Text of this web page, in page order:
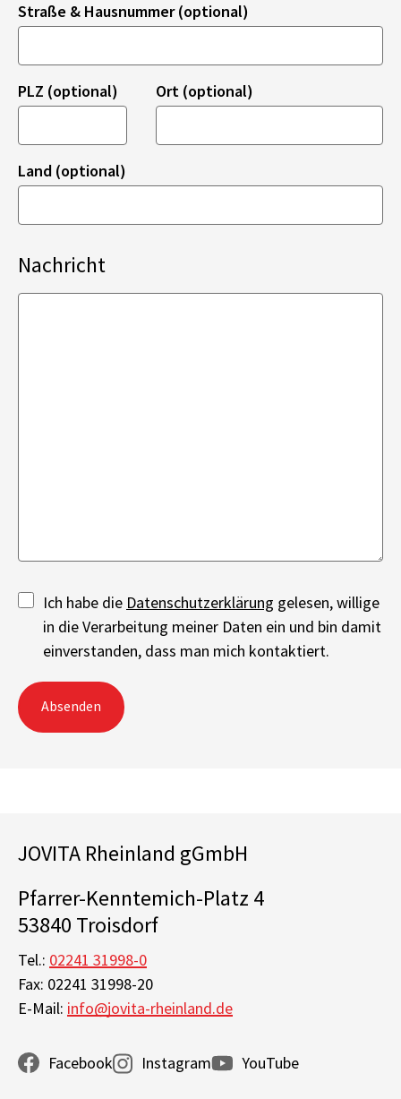
Straße & Hausnummer (optional)
PLZ (optional) Ort (optional)
Land (optional)
Nachricht
Ich habe die Datenschutzerklärung gelesen, willige
in die Verarbeitung meiner Daten ein und bin damit
einverstanden, dass man mich kontaktiert.
Absenden
JOVITA Rheinland gGmbH
Pfarrer-Kenntemich-Platz 4
53840 Troisdorf
Tel.: 02241 31998-0
Fax: 02241 31998-20
E-Mail: info@jovita-rheinland.de
Facebook Instagram YouTube